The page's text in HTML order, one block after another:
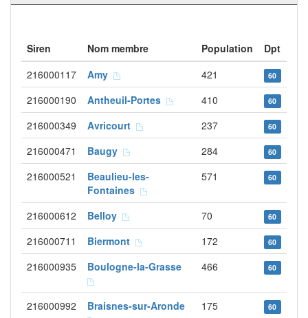
Siren Nom membre Population
Dpt
216000117
Amy 421 60
216000190 Antheuil-Portes 410 60
216000349 Avricourt 237 60
216000471 Baugy 284 60
216000521
Beaulieu-les-
Fontaines
571 60
216000612 Belloy 70 60
216000711 Biermont 172 60
216000935 Boulogne-la-Grasse 466 60
216000992 Braisnes-sur-Aronde 175 60